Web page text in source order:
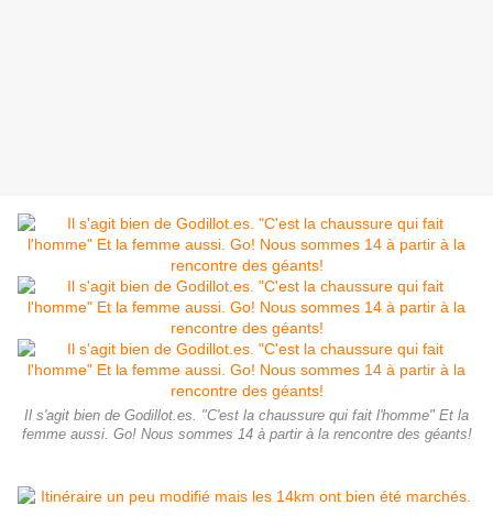
Il s'agit bien de Godillot.es. "C'est la chaussure qui fait l'homme" Et la
femme aussi. Go! Nous sommes 14 à partir à la rencontre des géants!